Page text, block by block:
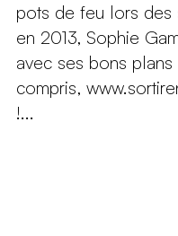
pots de feu lors des
en 2013, Sophie
avec ses bons
compris,
!...